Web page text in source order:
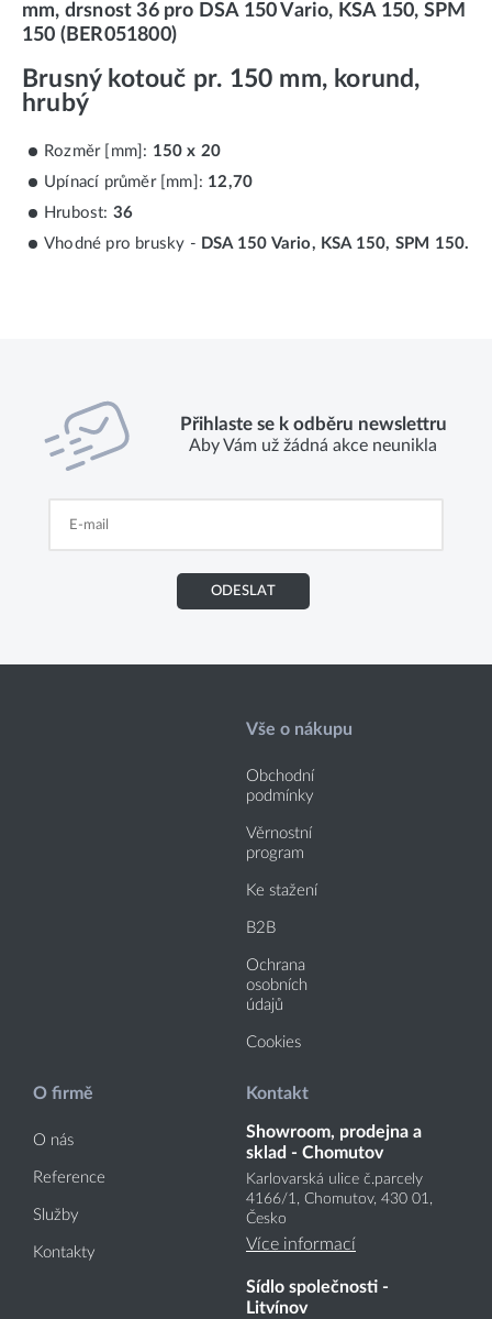
mm, drsnost 36 pro DSA 150 Vario, KSA 150, SPM
150 (BER051800)
Brusný kotouč pr. 150 mm, korund,
hrubý
Rozměr [mm]: 150 x 20
Upínací průměr [mm]: 12,70
Hrubost: 36
Vhodné pro brusky - DSA 150 Vario, KSA 150, SPM 150.
Přihlaste se k odběru newslettru
Aby Vám už žádná akce neunikla
ODESLAT
Vše o nákupu
Obchodní
podmínky
Věrnostní
program
Ke stažení
B2B
Ochrana
osobních
údajů
Cookies
O firmě
O nás
Reference
Služby
Kontakty
Kontakt
Showroom, prodejna a
sklad - Chomutov
Karlovarská ulice č.parcely
4166/1, Chomutov, 430 01,
Česko
Více informací
Sídlo společnosti -
Litvínov